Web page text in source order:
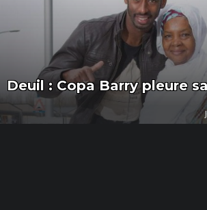
Deuil : Copa Barry pleure